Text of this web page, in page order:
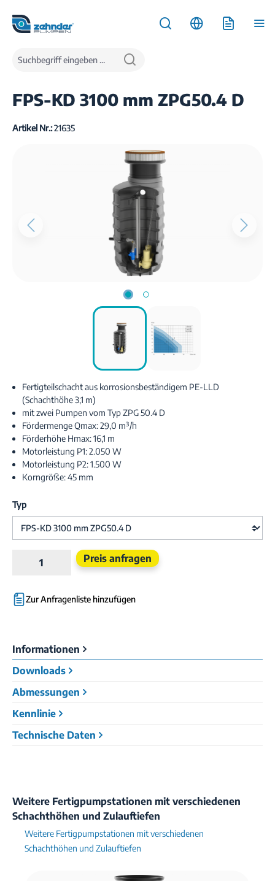
springen
Produkte Wasserentsorgung
FPS-KD 3100 mm ZPG50.4 D
Artikel Nr.:21635
Fertigteilschacht aus korrosionsbeständigem PE-LLD
(Schachthöhe 3,1 m)
mit zwei Pumpen vom Typ ZPG 50.4 D
Fördermenge Qmax: 29,0 m³/h
Förderhöhe Hmax: 16,1 m
Motorleistung P1: 2.050 W
Motorleistung P2: 1.500 W
Korngröße: 45 mm
Typ
Produkt Anzahl: Gib den gewünschten
Preis anfragen
Zur Anfragenliste hinzufügen
Informationen
Downloads
Abmessungen
Kennlinie
Technische Daten
Weitere Fertigpumpstationen mit verschiedenen
Schachthöhen und Zulauftiefen
Weitere Fertigpumpstationen mit verschiedenen
Schachthöhen und Zulauftiefen